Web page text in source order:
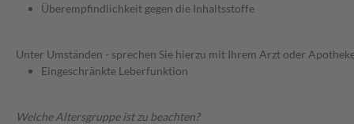
Überempfindlichkeit gegen die Inhaltsstoffe
Unter Umständen - sprechen Sie hierzu mit Ihrem Arzt oder
Eingeschränkte Leberfunktion
Welche Altersgruppe ist zu beachten?